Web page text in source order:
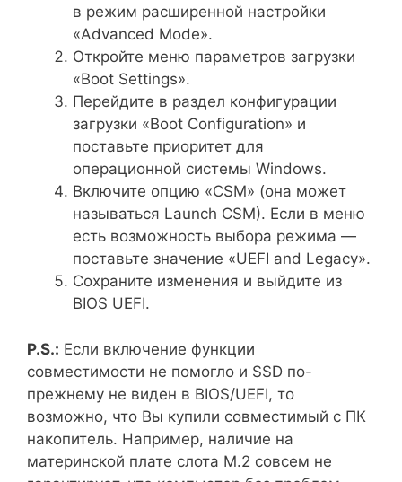
в режим расширенной настройки
«Advanced Mode».
Откройте меню параметров загрузки
«Boot Settings».
Перейдите в раздел конфигурации
загрузки «Boot Configuration» и
поставьте приоритет для
операционной системы Windows.
Включите опцию «CSM» (она может
называться Launch CSM). Если в меню
есть возможность выбора режима —
поставьте значение «UEFI and Legacy».
Сохраните изменения и выйдите из
BIOS UEFI.
P.S.: Если включение функции
совместимости не помогло и SSD по-
прежнему не виден в BIOS/UEFI, то
возможно, что Вы купили совместимый с ПК
накопитель. Например, наличие на
материнской плате слота M.2 совсем не